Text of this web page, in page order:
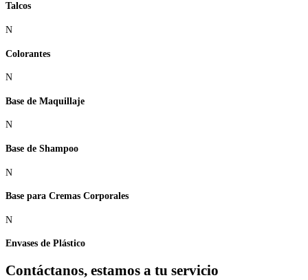
Talcos
N
Colorantes
N
Base de Maquillaje
N
Base de Shampoo
N
Base para Cremas Corporales
N
Envases de Plástico
Contáctanos, estamos a tu servicio